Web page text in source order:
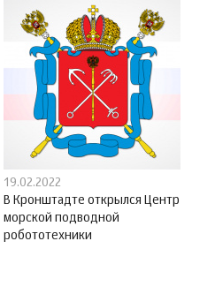
19.02.2022
В Кронштадте открылся Центр
морской подводной
робототехники